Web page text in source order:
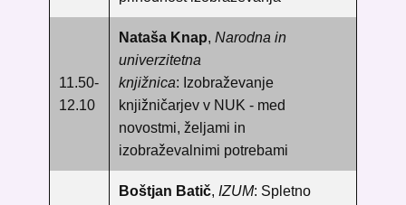
11.50-
12.10
Nataša Knap, Narodna in
univerzitetna
knjižnica: Izobraževanje
knjižničarjev v NUK - med
novostmi, željami in
izobraževalnimi potrebami
Boštjan Batič, IZUM: Spletno